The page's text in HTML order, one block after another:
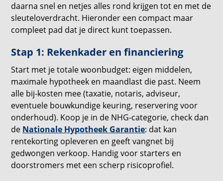
daarna snel en netjes alles rond krijgen tot en met de
sleuteloverdracht. Hieronder een compact maar
compleet pad dat je direct kunt toepassen.
Stap 1: Rekenkader en financiering
Start met je totale woonbudget: eigen middelen,
maximale hypotheek en maandlast die past. Neem
alle bij-kosten mee (taxatie, notaris, adviseur,
eventuele bouwkundige keuring, reservering voor
onderhoud). Koop je in de NHG-categorie, check dan
de Nationale Hypotheek Garantie: dat kan
rentekorting opleveren en geeft vangnet bij
gedwongen verkoop. Handig voor starters en
doorstromers met een scherp risicoprofiel.